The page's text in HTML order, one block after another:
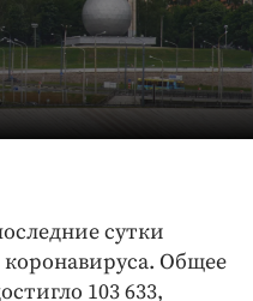
сутки
Общее
103 633,